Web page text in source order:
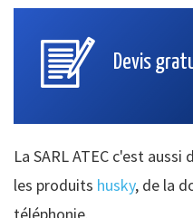
Devis
La SARL ATEC c'est
les produits husky, de la